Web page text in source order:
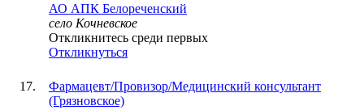
АО АПК Белореченский
село Кочневское
Откликнитесь среди первых
Откликнуться
Фармацевт/Провизор/Медицинский консультант
(Грязновское)